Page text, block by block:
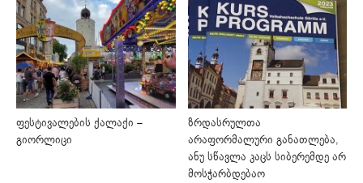
ფესტივალების ქალაქი –
გიორლიცი
ზრდასრულთა
არაფორმალური განათლება,
ანუ სწავლა კაცს სიბერემდე არ
მოსჭარბდებაო